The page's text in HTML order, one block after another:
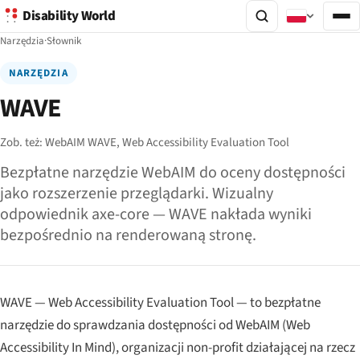
Disability World
Narzędzia·Słownik
NARZĘDZIA
WAVE
Zob. też:WebAIM WAVE,Web Accessibility Evaluation Tool
Bezpłatne narzędzie WebAIM do oceny dostępności
jako rozszerzenie przeglądarki. Wizualny
odpowiednik axe-core — WAVE nakłada wyniki
bezpośrednio na renderowaną stronę.
WAVE — Web Accessibility Evaluation Tool — to bezpłatne
narzędzie do sprawdzania dostępności od WebAIM (Web
Accessibility In Mind), organizacji non-profit działającej na rzecz